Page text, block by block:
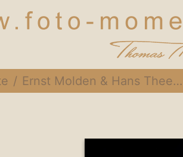
Ernst Molden & Hans Theesink @Stadtsaal Wien, 15. Mai 2015